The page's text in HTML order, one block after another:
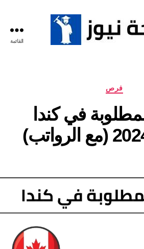
القائمة
التصنيفاتفرص
في كندا